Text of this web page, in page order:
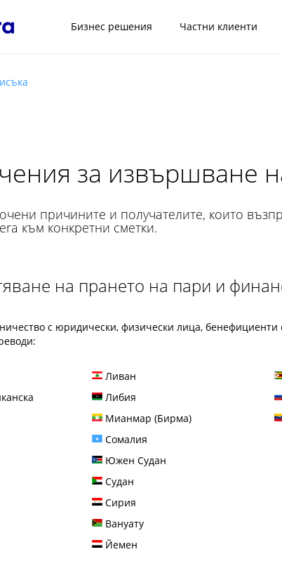
Бизнес решения Частни клиенти
за извършване
причините и получателите, които
към конкретни сметки.
на прането на пари и
с юридически, физически лица, бенефициенти
Ливан
Либия
Мианмар (Бирма)
Сомалия
Южен Судан
Судан
Сирия
Вануату
Йемен